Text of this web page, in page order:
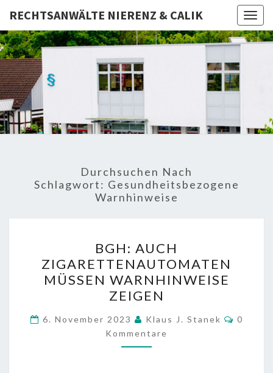
RECHTSANWÄLTE NIERENZ & CALIK
Rechtsanwälte
Durchsuchen Nach
Schlagwort: Gesundheitsbezogene
Warnhinweise
AUCH
ZIGARETTENAUTOMATEN
MÜSSEN
WARNHINWEISE
ZEIGEN
BGH: AUCH
ZIGARETTENAUTOMATEN
MÜSSEN WARNHINWEISE
ZEIGEN
6. November 2023 Klaus J. Stanek
0
Kommentare